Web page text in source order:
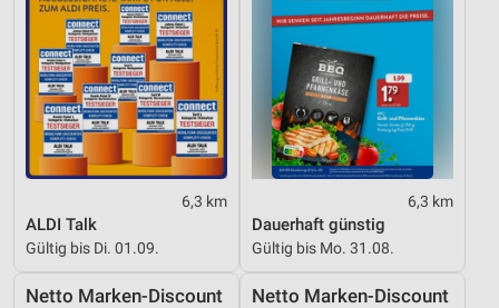
6,3 km
ALDI Talk
Gültig bis Di. 01.09.
6,3 km
Dauerhaft günstig
Gültig bis Mo. 31.08.
Netto Marken-Discount Netto Marken-Discount